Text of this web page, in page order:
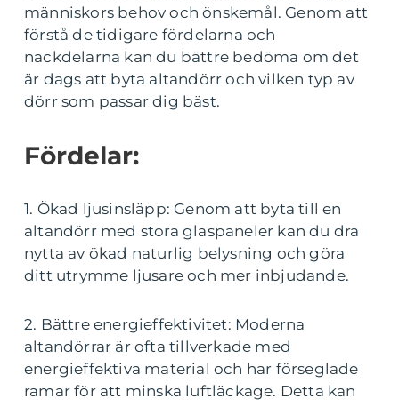
människors behov och önskemål. Genom att
förstå de tidigare fördelarna och
nackdelarna kan du bättre bedöma om det
är dags att byta altandörr och vilken typ av
dörr som passar dig bäst.
Fördelar:
1. Ökad ljusinsläpp: Genom att byta till en
altandörr med stora glaspaneler kan du dra
nytta av ökad naturlig belysning och göra
ditt utrymme ljusare och mer inbjudande.
2. Bättre energieffektivitet: Moderna
altandörrar är ofta tillverkade med
energieffektiva material och har förseglade
ramar för att minska luftläckage. Detta kan